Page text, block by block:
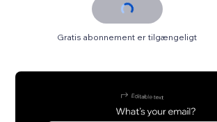
Gratis abonnement er tilgængeligt